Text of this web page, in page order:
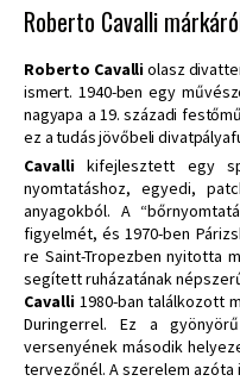
Roberto Cavalli
Roberto Cavalliolasz
ismert. 1940-ben egy
nagyapa a 19. századi
ez a tudás jövőbeli
Cavallikifejlesztett egy
nyomtatáshoz, egyedi,
anyagokból. A
figyelmét, és 1970-ben
re Saint-Tropezben nyitotta
segített ruházatának
Cavalli 1980-ban találkozott
Duringerrel. Ez a
versenyének második
tervezőnél. A szerelem azóta